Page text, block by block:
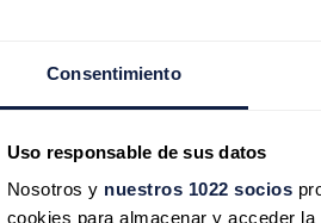
Consentimiento
Uso responsable de sus datos
Nosotros y nuestros 1022 socios
cookies para almacenar y acceder